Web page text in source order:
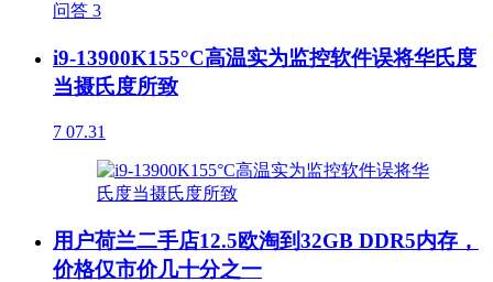
问答 3
i9-13900K155°C高温实为监控软件误将华氏度
当摄氏度所致
7 07.31
用户荷兰二手店12.5欧淘到32GB DDR5内存，
价格仅市价几十分之一